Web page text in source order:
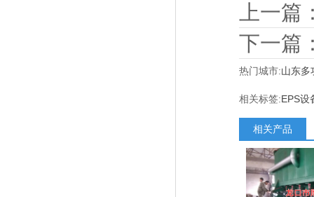
上一篇
下一篇
热门城市:山东多
相关标签:EPS设
相关产品